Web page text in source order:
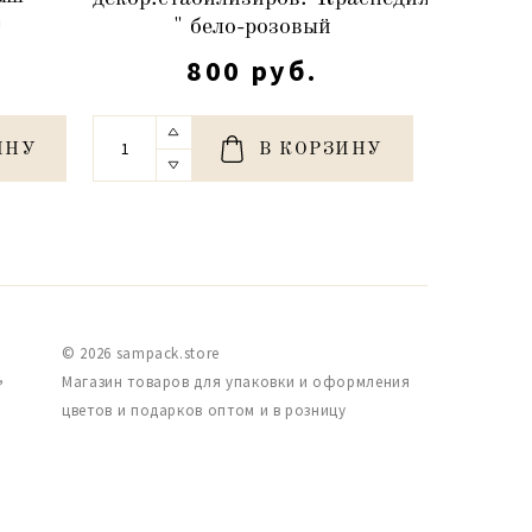
" бело-розовый
800 руб.
В КОРЗИНУ
© 2026 sampack.store
Магазин товаров для упаковки и оформления
цветов и подарков оптом и в розницу